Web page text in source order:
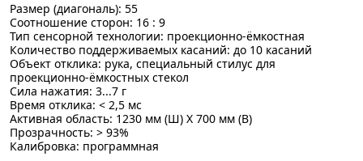
Размер (диагональ): 55
Соотношение сторон: 16 : 9
Тип сенсорной технологии: проекционно-ёмкостная
Количество поддерживаемых касаний: до 10 касаний
Объект отклика: рука, специальный стилус для
проекционно-ёмкостных стекол
Сила нажатия: 3...7 г
Время отклика: < 2,5 мс
Активная область: 1230 мм (Ш) Х 700 мм (В)
Прозрачность: > 93%
Калибровка: программная